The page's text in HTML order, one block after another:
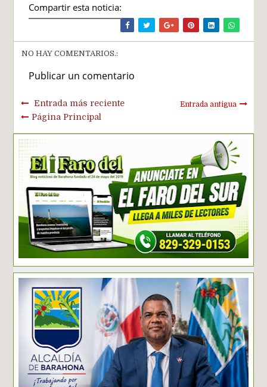
Compartir esta noticia:
NO HAY COMENTARIOS.:
Publicar un comentario
Entrada más reciente Entrada antigua
Página Principal